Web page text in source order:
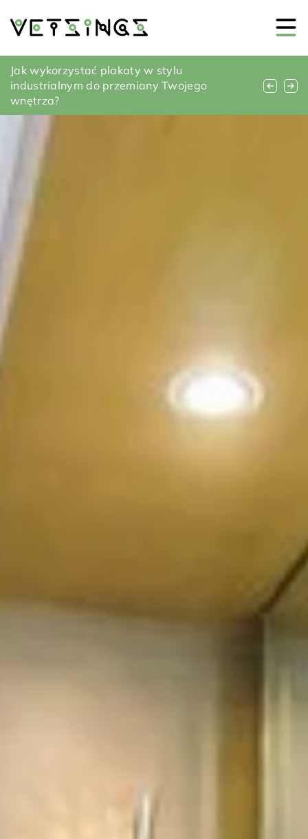
Jak zadbać o prawidłową wentylacją w
łazience?
Jak wykorzystać plakaty w stylu
industrialnym do przemiany Twojego
wnętrza?
Jakie innowacyjne rozwiązania oświetleniowe
mogą odmienić wygląd twojego ogrodu?